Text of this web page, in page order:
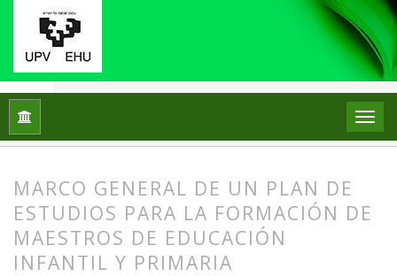
Home
MARCO GENERAL DE UN PLAN DE
ESTUDIOS PARA LA FORMACIÓN DE
MAESTROS DE EDUCACIÓN
INFANTIL Y PRIMARIA